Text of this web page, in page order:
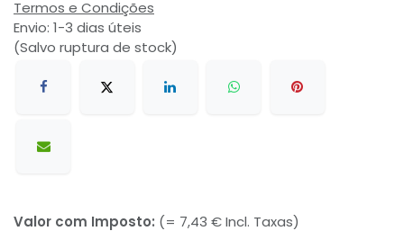
Termos e Condições
Envio: 1-3 dias úteis
(Salvo ruptura de stock)
Valor com Imposto: (= 7,43 € Incl. Taxas)